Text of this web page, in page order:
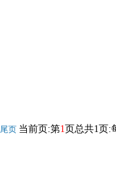
尾页 当前页:第1页总共1页: